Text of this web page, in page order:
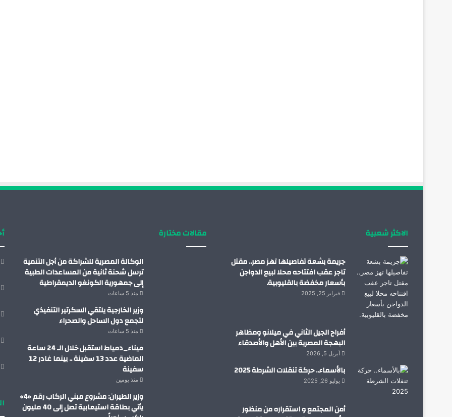
الاكثر شعبية
جريمة بشعة تفاصيلها تهز مصر.. مقتل
تاجر عقب افتتاحه محلا لبيع الدواجن
بأسعار مخفضة بالقليوبية.
فبراير 25, 2025
أفراح الجيل الثاني في ميلانو ومظاهر
البهجة المصرية بين الأهل والأصدقاء
أبريل 5, 2026
بالأسماء.. حركة تنقلات الشرطة 2025
يوليو 26, 2025
أمن المجتمع و استقراره من منظور
مقالات مختارة
الوكالة المصرية للشراكة من أجل التنمية
ترسل شحنة ثانية من المساعدات الطبية
إلى جمهورية الكونغو الديمقراطية
منذ 5 ساعات
وزير الخارجية يلتقي السكرتير التنفيذي
لتجمع دول الساحل والصحراء
منذ 5 ساعات
ميناء_دمياط استقبل خلال الـ 24 ساعة
الماضية عدد 13 سفينة .. بينما غادر 12
سفينة
منذ يومين
وزير الطيران: مشروع مبني الركاب رقم «4»
يأتي بطاقة استيعابية تصل إلى 40 مليون